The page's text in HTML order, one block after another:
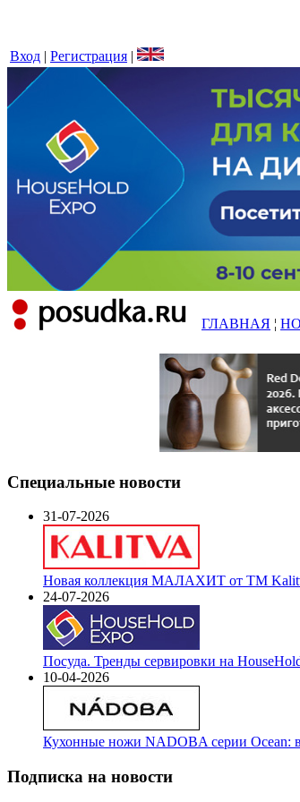
Вход | Регистрация |
ГЛАВНАЯ ¦
Специальные новости
31-07-2026
Новая коллекция МАЛАХИТ от ТМ
24-07-2026
Посуда. Тренды сервировки на
10-04-2026
Кухонные ножи NADOBA серии Ocean:
Подписка на новости